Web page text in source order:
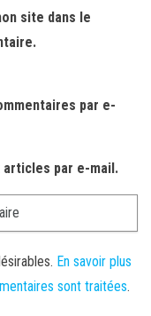
site dans le
par e-
articles par e-mail.
En savoir plus
sont traitées.